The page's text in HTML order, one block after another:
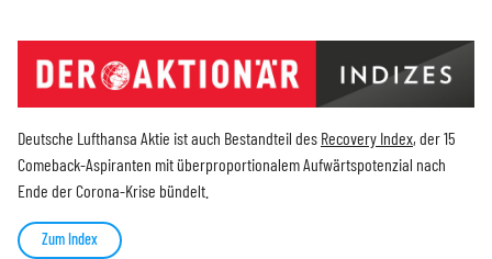
Deutsche Lufthansa Aktie ist auch Bestandteil des Recovery Index, der 15
Comeback-Aspiranten mit überproportionalem Aufwärtspotenzial nach
Ende der Corona-Krise bündelt.
Zum Index